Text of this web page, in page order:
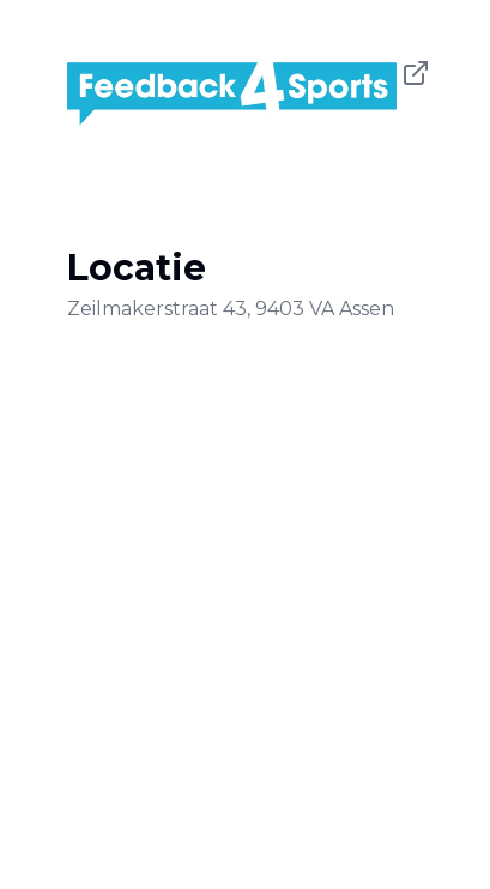
Locatie
Zeilmakerstraat 43, 9403 VA Assen